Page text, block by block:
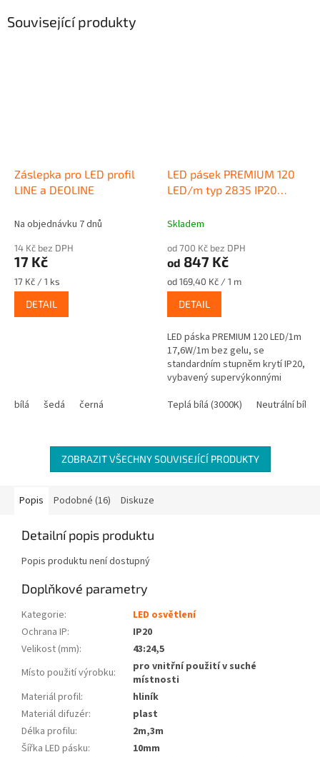
Související produkty
Záslepka pro LED profil
LINE a DEOLINE
Na objednávku 7 dnů
14 Kč bez DPH
17 Kč
Měrná
cena:
17 Kč / 1 ks
DETAIL
bílá šedá černá
LED pásek PREMIUM 120
LED/m typ 2835 IP20
Skladem
od 700 Kč bez DPH
od 847 Kč
Měrná
cena:
od 169,40 Kč / 1 m
DETAIL
LED páska PREMIUM 120 LED/1m
17,6W/1m bez gelu, se
standardním stupněm krytí IP20,
vybavený supervýkonnými
VYROBENÝ A CERTIFIKOVANÝ V...
Teplá bílá (3000K) Neutrální bílá
ZOBRAZIT VŠECHNY SOUVISEJÍCÍ PRODUKTY
Popis Podobné (16) Diskuze
Detailní popis produktu
Popis produktu není dostupný
Doplňkové parametry
Kategorie:
LED osvětlení
Ochrana IP:
IP20
Velikost (mm):
43:24,5
Místo použití výrobku:
pro vnitřní použití v suché
místnosti
Materiál profil:
hliník
Materiál difuzér:
plast
Délka profilu:
2m,3m
Šířka LED pásku:
10mm